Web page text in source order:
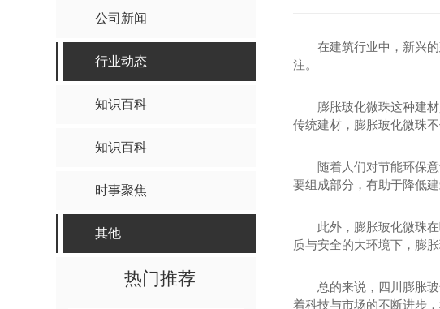
公司新闻
行业动态
知识百科
知识百科
时事聚焦
其他
热门推荐
在建筑行业中，新兴
注。
膨胀玻化微珠这种建
传统建材，膨胀玻化微珠
随着人们对节能环保
要组成部分，有助于降低
此外，膨胀玻化微珠
质与安全的大环境下，膨
总的来说，四川膨胀
着科技与市场的不断进步